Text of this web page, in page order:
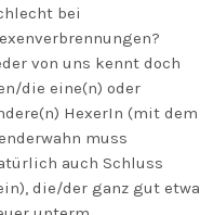
bei
von uns kennt doch
die eine(n) oder
HexerIn (mit dem
muss
auch Schluss
die/der ganz gut etwa